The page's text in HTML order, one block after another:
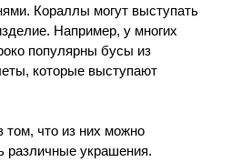
Кораллы могут выступать
Например, у многих
популярны бусы из
которые выступают
том, что из них можно
различные украшения.